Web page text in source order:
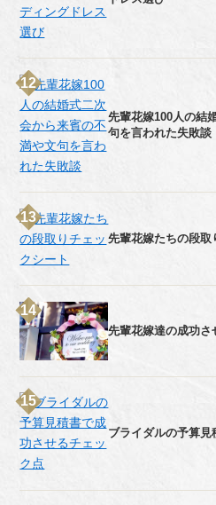
先輩花嫁100人の結
句を言われた失敗談
先輩花嫁たちの段取
先輩花嫁達の成功
ブライダルの予算